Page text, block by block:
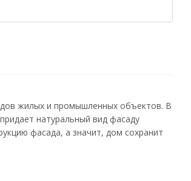
жилых и промышленных объектов. В
натуральный вид фасаду
фасада, а значит, дом сохранит